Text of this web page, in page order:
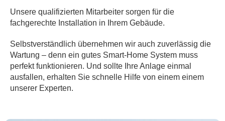
Unsere qualifizierten Mitarbeiter sorgen für die
fachgerechte Installation in Ihrem Gebäude.
Selbstverständlich übernehmen wir auch zuverlässig die
Wartung – denn ein gutes Smart-Home System muss
perfekt funktionieren. Und sollte Ihre Anlage einmal
ausfallen, erhalten Sie schnelle Hilfe von einem einem
unserer Experten.